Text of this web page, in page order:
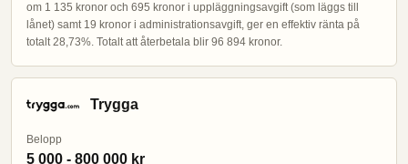
om 1 135 kronor och 695 kronor i uppläggningsavgift (som läggs till
lånet) samt 19 kronor i administrationsavgift, ger en effektiv ränta på
totalt 28,73%. Totalt att återbetala blir 96 894 kronor.
Trygga
Belopp
5 000 - 800 000 kr